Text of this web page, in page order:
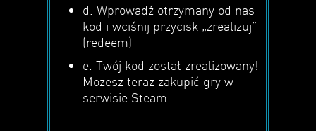
d. Wprowadź otrzymany od nas
kod i wciśnij przycisk „zrealizuj”
(redeem)
e. Twój kod został zrealizowany!
Możesz teraz zakupić gry w
serwisie Steam.